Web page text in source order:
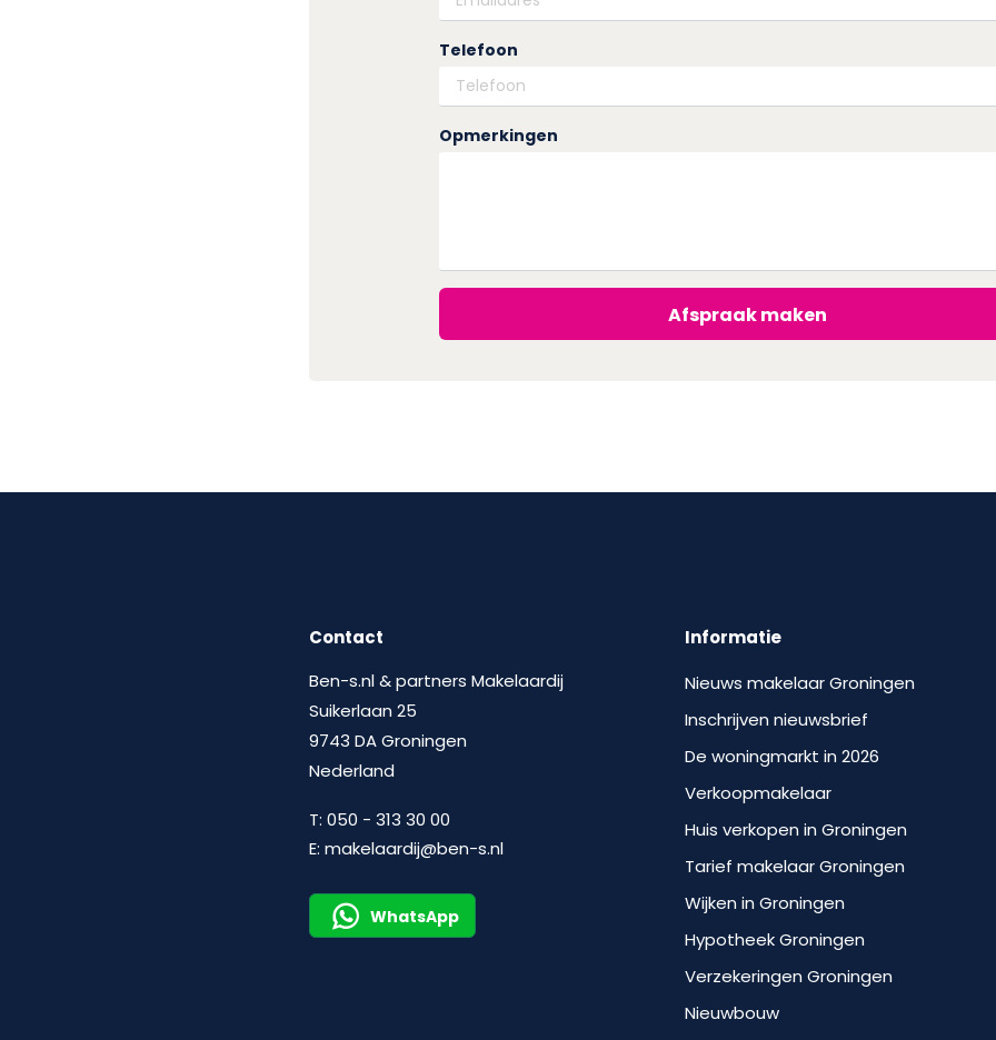
Telefoon
Opmerkingen
Afspraak maken
Contact
Ben-s.nl & partners Makelaardij
Suikerlaan 25
9743 DA Groningen
Nederland
T:050 - 313 30 00
E:makelaardij@ben-s.nl
WhatsApp
Informatie
Nieuws makelaar Groningen
Inschrijven nieuwsbrief
De woningmarkt in 2026
Verkoopmakelaar
Huis verkopen in Groningen
Tarief makelaar Groningen
Wijken in Groningen
Hypotheek Groningen
Verzekeringen Groningen
Nieuwbouw